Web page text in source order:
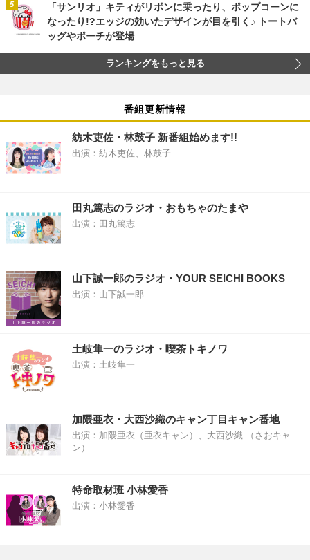
「サンリオ」キティがリボンに乗ったり、ポップコーンに
なったり!?エッジの効いたデザインが目を引く♪ トートバ
ッグやポーチが登場
ランキングをもっと見る
番組更新情報
紡木吏佐・林鼓子 新番組始めます!!
出演：紡木吏佐、林鼓子
田丸篤志のラジオ・おもちゃのたまや
出演：田丸篤志
山下誠一郎のラジオ・YOUR SEICHI BOOKS
出演：山下誠一郎
土岐隼一のラジオ・喫茶トキノワ
出演：土岐隼一
加隈亜衣・大西沙織のキャン丁目キャン番地
出演：加隈亜衣（亜衣キャン）、大西沙織 （さおキャ
ン）
特命取材班 小林愛香
出演：小林愛香